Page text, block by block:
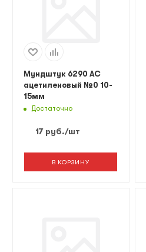
Мундштук 6290 AC
ацетиленовый №0 10-
15мм
Достаточно
17 руб./шт
В КОРЗИНУ